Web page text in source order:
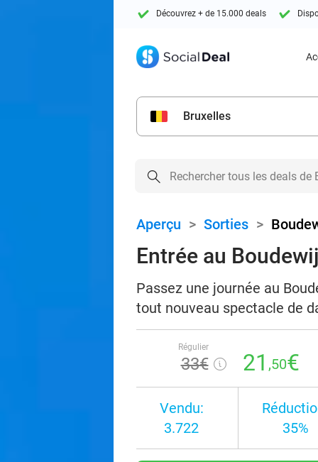
Découvrez + de 15.000 deals
Bruxelles
Aperçu > Sorties >
Entrée au
Passez une journée au
tout nouveau spectacle de
Régulier
33€ 21 ,50€
Vendu:
3.722
35%